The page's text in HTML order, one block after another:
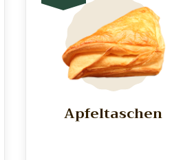
Apfeltaschen